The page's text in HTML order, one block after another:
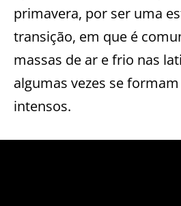
primavera, por ser uma
transição, em que é
massas de ar e frio nas
algumas vezes se
intensos.